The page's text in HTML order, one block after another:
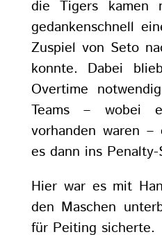
die Tigers kamen
gedankenschnell
Zuspiel von Seto
konnte. Dabei
Overtime
Teams – wobei
vorhanden waren –
es dann ins
Hier war es mit
den Maschen
für Peiting sicherte.